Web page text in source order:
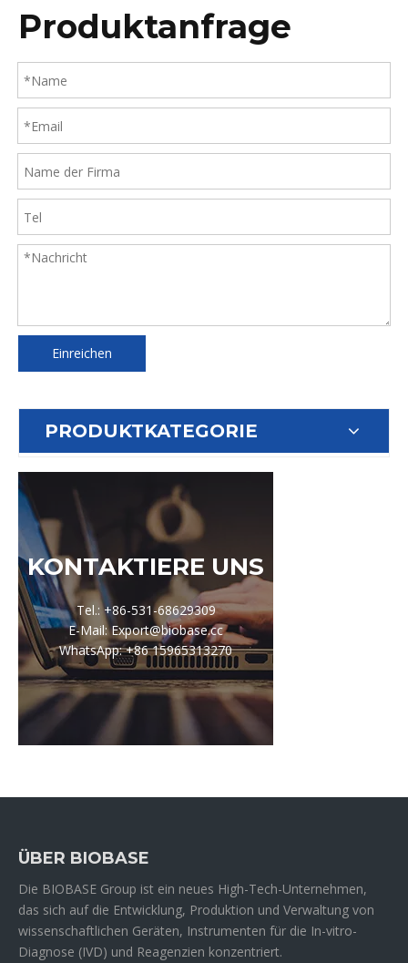
Produktanfrage
Einreichen
PRODUKTKATEGORIE
KONTAKTIERE UNS
Tel.: +86-531-68629309
E-Mail: Export@biobase.cc
WhatsApp: +86 15965313270
ÜBER BIOBASE
Die BIOBASE Group ist ein neues High-Tech-Unternehmen,
das sich auf die Entwicklung, Produktion und Verwaltung von
wissenschaftlichen Geräten, Instrumenten für die In-vitro-
Diagnose (IVD) und Reagenzien konzentriert.